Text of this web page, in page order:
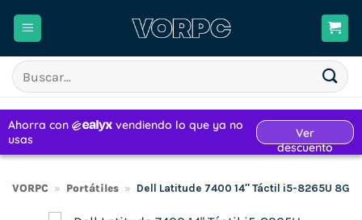
Buscar
por:
VORPC » Portátiles » Dell Latitude 7400 14″ Táctil i5-8265U 8GB